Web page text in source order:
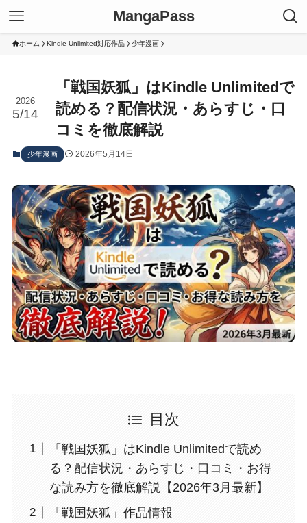
MangaPass
ホーム Kindle Unlimited対応作品 少年漫画
「戦国妖狐」はKindle Unlimitedで
読める？配信状況・あらすじ・口
コミを徹底解説
2026
5/14
少年漫画 2026年5月14日
目次
「戦国妖狐」はKindle Unlimitedで読め
る？配信状況・あらすじ・口コミ・お得
な読み方を徹底解説【2026年3月最新】
「戦国妖狐」作品情報